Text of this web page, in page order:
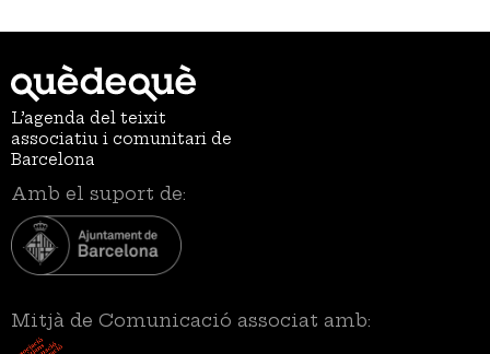
L’agenda del teixit
associatiu i comunitari de
Barcelona
Amb el suport de:
Mitjà de Comunicació associat amb: